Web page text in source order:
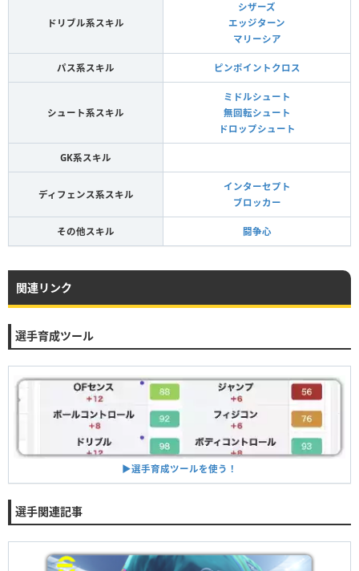
ドリブル系スキル
シザーズ
エッジターン
マリーシア
パス系スキル ピンポイントクロス
シュート系スキル
ミドルシュート
無回転シュート
ドロップシュート
GK系スキル
ディフェンス系スキル
インターセプト
ブロッカー
その他スキル 闘争心
関連リンク
選手育成ツール
▶︎選手育成ツールを使う！
選手関連記事